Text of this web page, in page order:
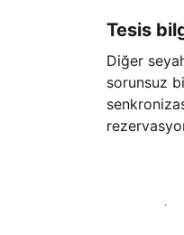
Tesis
Diğer
sorunsuz
Hemen